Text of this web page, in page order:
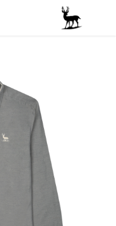
تخطي للذهاب إلى المحتوى